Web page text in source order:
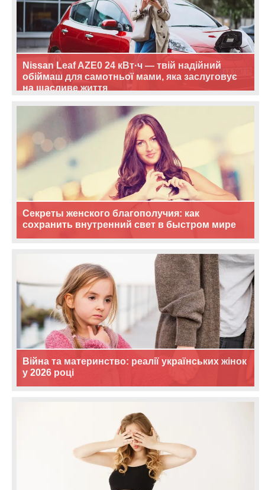
Nissan Leaf AZE0 24 кВт·ч — твій надійний
обіймаш для самотньої мами, яка заслуговує
на щасливе життя
Секреты женского благополучия: как
сохранить внутренний свет в быстром мире
Війна та материнство: реалії українських жінок
у 2026 році